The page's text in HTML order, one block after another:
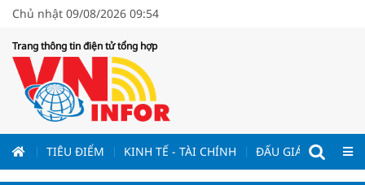
Chủ nhật 09/08/2026 09:54
Trang thông tin điện tử tổng hợp
TIÊU ĐIỂM KINH TẾ - TÀI CHÍNH ĐẤU GIÁ - ĐẤU